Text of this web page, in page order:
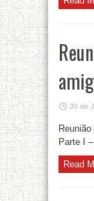
30 de
Parte I
Read